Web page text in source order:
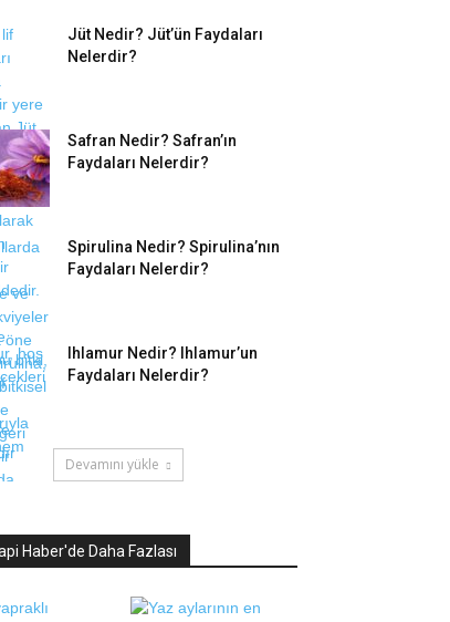
Jüt Nedir? Jüt’ün Faydaları
Nelerdir?
Safran Nedir? Safran’ın
Faydaları Nelerdir?
Spirulina Nedir? Spirulina’nın
Faydaları Nelerdir?
Ihlamur Nedir? Ihlamur’un
Faydaları Nelerdir?
Devamını yükle
Haber'de Daha Fazlası